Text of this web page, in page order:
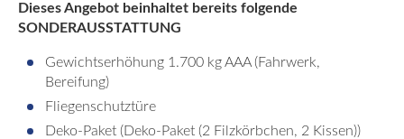
Dieses Angebot beinhaltet bereits folgende
SONDERAUSSTATTUNG
Gewichtserhöhung 1.700 kg AAA (Fahrwerk,
Bereifung)
Fliegenschutztüre
Deko-Paket (Deko-Paket (2 Filzkörbchen, 2 Kissen))